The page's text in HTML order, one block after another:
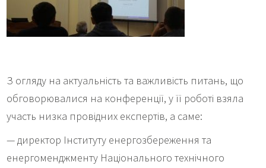
З огляду на актуальність та важливість питань, що
обговорювалися на конференції, у її роботі взяла
участь низка провідних експертів, а саме:
— директор Інституту енергозбереження та
енергоменджменту Національного технічного